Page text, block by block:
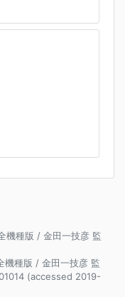
機種版 / 金田一技彦 監
機種版 / 金田一技彦 監
(accessed 2019-